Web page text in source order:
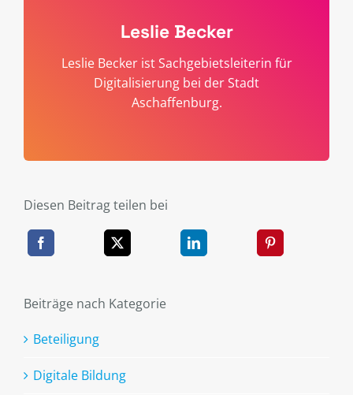
Leslie Becker
Leslie Becker ist Sachgebietsleiterin für
Digitalisierung bei der Stadt
Aschaffenburg.
Diesen Beitrag teilen bei
Beiträge nach Kategorie
Beteiligung
Digitale Bildung